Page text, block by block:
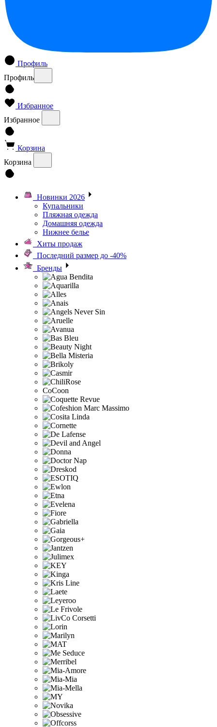
Профиль
Профиль
Избранное
Избранное
Корзина
Корзина
Новинки 2026
Купальники
Пляжная одежда
Домашняя одежда
Нижнее белье
Хиты продаж
Последний размер до -40%
Бренды
CoCoon